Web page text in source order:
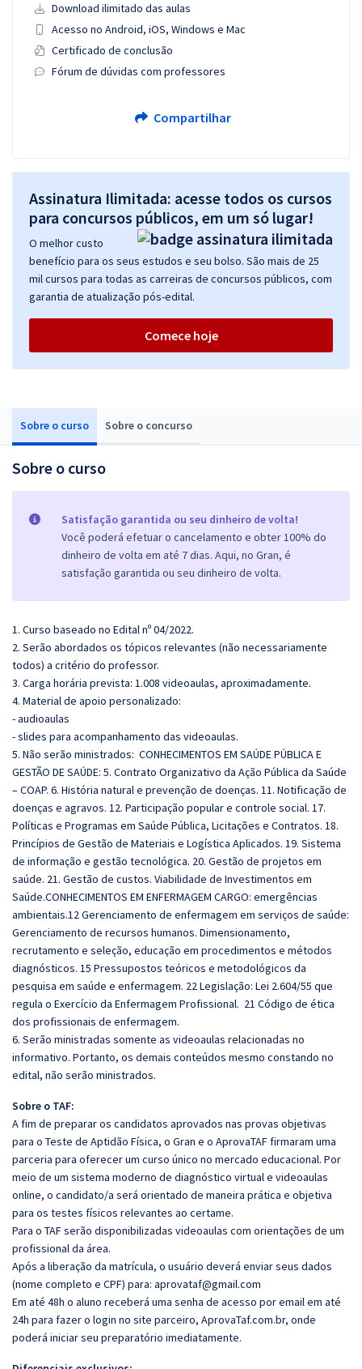
Sobre o curso Sobre o concurso
Sobre o curso
Satisfação garantida ou seu dinheiro de volta!
Você poderá efetuar o cancelamento e obter 100% do
dinheiro de volta em até 7 dias. Aqui, no Gran, é
satisfação garantida ou seu dinheiro de volta.
1. Curso baseado no Edital nº 04/2022.
2. Serão abordados os tópicos relevantes (não necessariamente
todos) a critério do professor.
3. Carga horária prevista: 1.008 videoaulas, aproximadamente.
4. Material de apoio personalizado:
- audioaulas
- slides para acompanhamento das videoaulas.
5. Não serão ministrados: CONHECIMENTOS EM SAÚDE PÚBLICA E
GESTÃO DE SAÚDE: 5. Contrato Organizativo da Ação Pública da Saúde
– COAP. 6. História natural e prevenção de doenças. 11. Notificação de
doenças e agravos. 12. Participação popular e controle social. 17.
Políticas e Programas em Saúde Pública, Licitações e Contratos. 18.
Princípios de Gestão de Materiais e Logística Aplicados. 19. Sistema
de informação e gestão tecnológica. 20. Gestão de projetos em
saúde. 21. Gestão de custos. Viabilidade de Investimentos em
Saúde.CONHECIMENTOS EM ENFERMAGEM CARGO: emergências
ambientais.12 Gerenciamento de enfermagem em serviços de saúde:
Gerenciamento de recursos humanos. Dimensionamento,
recrutamento e seleção, educação em procedimentos e métodos
diagnósticos. 15 Pressupostos teóricos e metodológicos da
pesquisa em saúde e enfermagem. 22 Legislação: Lei 2.604/55 que
regula o Exercício da Enfermagem Profissional. 21 Código de ética
dos profissionais de enfermagem.
6. Serão ministradas somente as videoaulas relacionadas no
informativo. Portanto, os demais conteúdos mesmo constando no
edital, não serão ministrados.
Sobre o TAF:
A fim de preparar os candidatos aprovados nas provas objetivas
para o Teste de Aptidão Física, o Gran e o AprovaTAF firmaram uma
parceria para oferecer um curso único no mercado educacional. Por
meio de um sistema moderno de diagnóstico virtual e videoaulas
online, o candidato/a será orientado de maneira prática e objetiva
para os testes físicos relevantes ao certame.
Para o TAF serão disponibilizadas videoaulas com orientações de um
profissional da área.
Após a liberação da matrícula, o usuário deverá enviar seus dados
(nome completo e CPF) para: aprovataf@gmail.com
Em até 48h o aluno receberá uma senha de acesso por email em até
24h para fazer o login no site parceiro, AprovaTaf.com.br, onde
poderá iniciar seu preparatório imediatamente.
Download ilimitado das aulas
Acesso no Android, iOS, Windows e Mac
Certificado de conclusão
Fórum de dúvidas com professores
Compartilhar
Assinatura Ilimitada: acesse todos os cursos
para concursos públicos, em um só lugar!
O melhor custo
benefício para os seus estudos e seu bolso. São mais de 25
mil cursos para todas as carreiras de concursos públicos, com
garantia de atualização pós-edital.
Comece hoje